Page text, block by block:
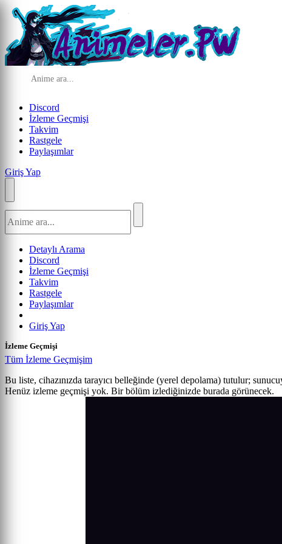
Discord
İzleme Geçmişi
Takvim
Rastgele
Paylaşımlar
Giriş Yap
Detaylı Arama
Discord
İzleme Geçmişi
Takvim
Rastgele
Paylaşımlar
Giriş Yap
İzleme Geçmişi
Tüm İzleme Geçmişim
Bu liste, cihazınızda tarayıcı belleğinde (yerel depolama) tutulur;
Henüz izleme geçmişi yok. Bir bölüm izlediğinizde burada görünecek.